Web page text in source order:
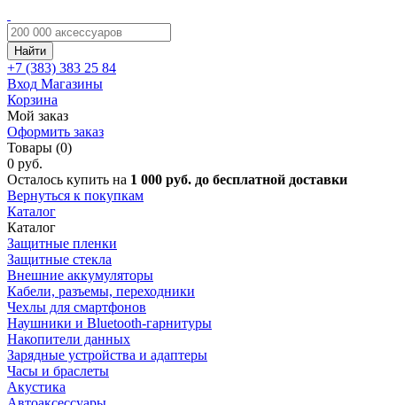
Найти
+7 (383) 383 25 84
Вход Магазины
Корзина
Мой заказ
Оформить заказ
Товары (0)
0 руб.
Осталось купить на 1 000 руб. до бесплатной доставки
Вернуться к покупкам
Каталог
Каталог
Защитные пленки
Защитные стекла
Внешние аккумуляторы
Кабели, разъемы, переходники
Чехлы для смартфонов
Наушники и Bluetooth-гарнитуры
Накопители данных
Зарядные устройства и адаптеры
Часы и браслеты
Акустика